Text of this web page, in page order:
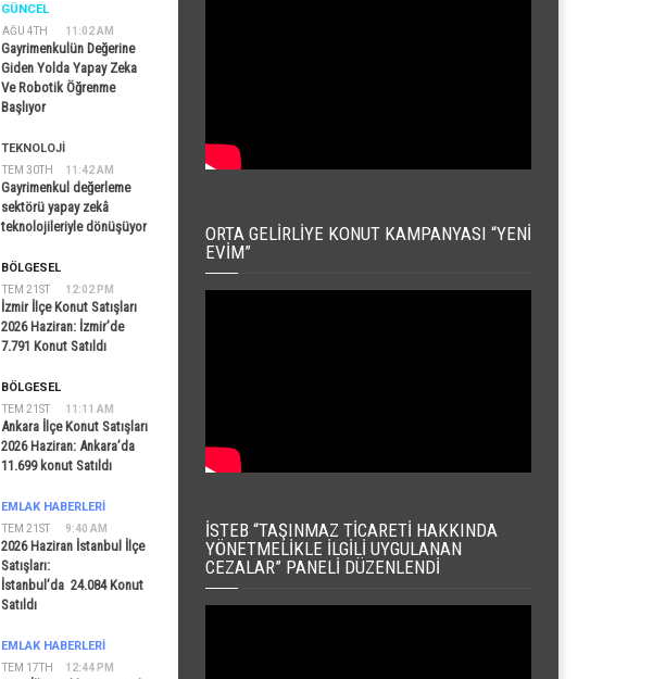
AĞU 4TH 11:02 AM
GÜNCEL
Gayrimenkulün Değerine
Giden Yolda Yapay Zeka
Ve Robotik Öğrenme
Başlıyor
TEM 30TH 11:42 AM
TEKNOLOJİ
Gayrimenkul değerleme
sektörü yapay zekâ
teknolojileriyle dönüşüyor
TEM 21ST 12:02 PM
BÖLGESEL
İzmir İlçe Konut Satışları
2026 Haziran: İzmir’de
7.791 Konut Satıldı
TEM 21ST 11:11 AM
BÖLGESEL
Ankara İlçe Konut Satışları
2026 Haziran: Ankara’da
11.699 konut Satıldı
TEM 21ST 9:40 AM
EMLAK HABERLERI
2026 Haziran İstanbul İlçe
Satışları:
İstanbul’da 24.084 Konut
Satıldı
TEM 17TH 12:44 PM
EMLAK HABERLERI
ORTA GELIRLIYE KONUT KAMPANYASI “YENI
EVIM”
İSTEB “TAŞINMAZ TICARETI HAKKINDA
YÖNETMELIKLE İLGILI UYGULANAN
CEZALAR” PANELI DÜZENLENDI